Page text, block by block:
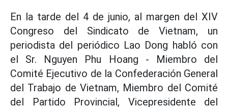
En la tarde del 4 de junio, al margen del XIV
Congreso del Sindicato de Vietnam, un
periodista del periódico Lao Dong habló con
el Sr. Nguyen Phu Hoang - Miembro del
Comité Ejecutivo de la Confederación General
del Trabajo de Vietnam, Miembro del Comité
del Partido Provincial, Vicepresidente del